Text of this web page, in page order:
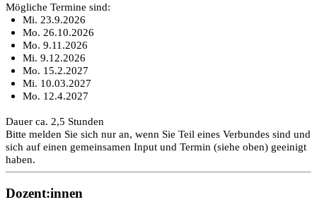
Mögliche Termine sind:
Mi. 23.9.2026
Mo. 26.10.2026
Mo. 9.11.2026
Mi. 9.12.2026
Mo. 15.2.2027
Mi. 10.03.2027
Mo. 12.4.2027
Dauer ca. 2,5 Stunden
Bitte melden Sie sich nur an, wenn Sie Teil eines Verbundes sind und
sich auf einen gemeinsamen Input und Termin (siehe oben) geeinigt
haben.
Dozent:innen